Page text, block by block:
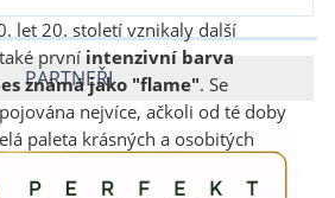
let 20. století vznikaly další
prvníintenzivní barva
známá jako "flame". Se
nejvíce, ačkoli od té doby
paleta krásných a osobitých
PARTNEŘI